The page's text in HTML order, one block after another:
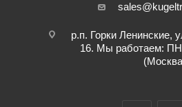
р.п. Горки Ленинские,
16. Мы работаем: